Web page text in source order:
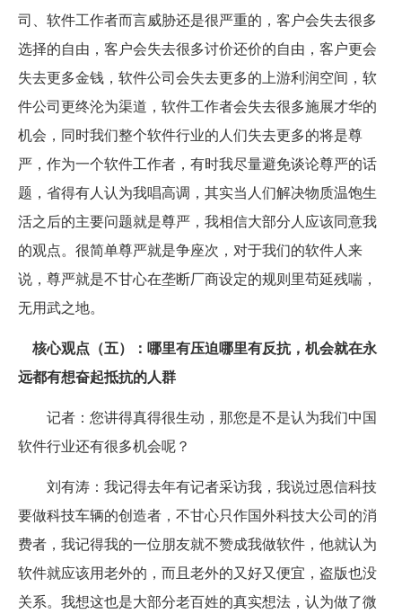
司、软件工作者而言威胁还是很严重的，客户会失去很多
选择的自由，客户会失去很多讨价还价的自由，客户更会
失去更多金钱，软件公司会失去更多的上游利润空间，软
件公司更终沦为渠道，软件工作者会失去很多施展才华的
机会，同时我们整个软件行业的人们失去更多的将是尊
严，作为一个软件工作者，有时我尽量避免谈论尊严的话
题，省得有人认为我唱高调，其实当人们解决物质温饱生
活之后的主要问题就是尊严，我相信大部分人应该同意我
的观点。很简单尊严就是争座次，对于我们的软件人来
说，尊严就是不甘心在垄断厂商设定的规则里苟延残喘，
无用武之地。
核心观点（五）：哪里有压迫哪里有反抗，机会就在永
远都有想奋起抵抗的人群
记者：您讲得真得很生动，那您是不是认为我们中国
软件行业还有很多机会呢？
刘有涛：我记得去年有记者采访我，我说过恩信科技
要做科技车辆的创造者，不甘心只作国外科技大公司的消
费者，我记得我的一位朋友就不赞成我做软件，他就认为
软件就应该用老外的，而且老外的又好又便宜，盗版也没
关系。我想这也是大部分老百姓的真实想法，认为做了微